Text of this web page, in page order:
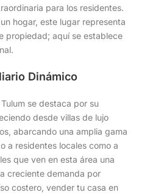
para los residentes.
hogar, este lugar representa
propiedad; aquí se establece
Dinámico
se destaca por su
desde villas de lujo
abarcando una amplia gama
a residentes locales como a
que ven en esta área una
creciente demanda por
costero, vender tu casa en